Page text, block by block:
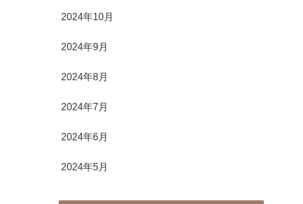
2024年10月
2024年9月
2024年8月
2024年7月
2024年6月
2024年5月